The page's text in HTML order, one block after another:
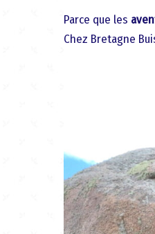
Parce que les
Chez Bretagne